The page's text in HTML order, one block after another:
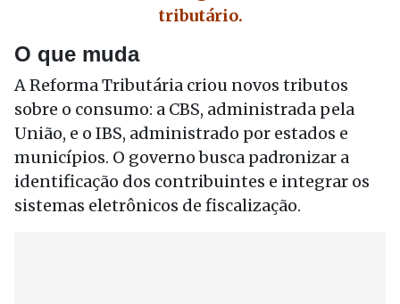
tributário.
O que muda
A Reforma Tributária criou novos tributos
sobre o consumo: a CBS, administrada pela
União, e o IBS, administrado por estados e
municípios. O governo busca padronizar a
identificação dos contribuintes e integrar os
sistemas eletrônicos de fiscalização.